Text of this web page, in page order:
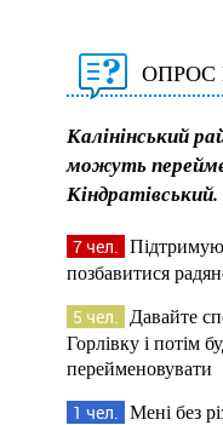
Калінінський
можуть
7 чел.
позбавитися
5 чел. Давайте
Горлівку і потім
перейменовувати
1 чел. Мені без